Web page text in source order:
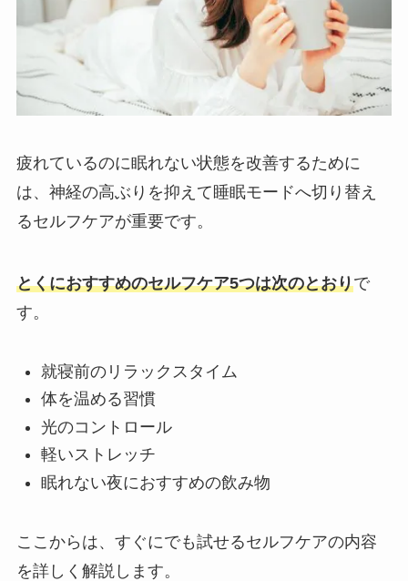
疲れているのに眠れない状態を改善するために
は、神経の高ぶりを抑えて睡眠モードへ切り替え
るセルフケアが重要です。
とくにおすすめのセルフケア5つは次のとおりで
す。
就寝前のリラックスタイム
体を温める習慣
光のコントロール
軽いストレッチ
眠れない夜におすすめの飲み物
ここからは、すぐにでも試せるセルフケアの内容
を詳しく解説します。